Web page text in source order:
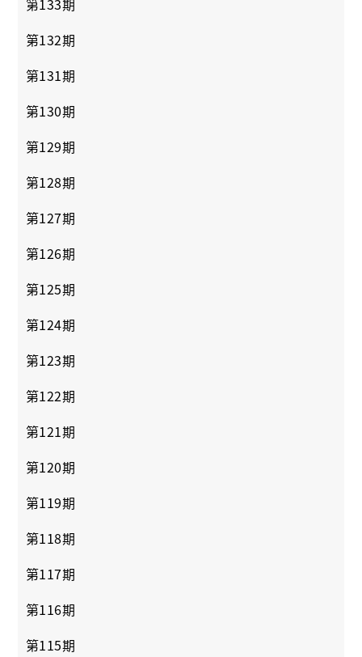
第133期
第132期
第131期
第130期
第129期
第128期
第127期
第126期
第125期
第124期
第123期
第122期
第121期
第120期
第119期
第118期
第117期
第116期
第115期